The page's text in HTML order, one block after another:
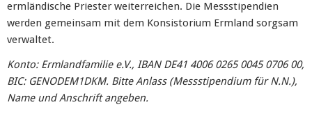
ermländische Priester weiterreichen. Die Messstipendien
werden gemeinsam mit dem Konsistorium Ermland sorgsam
verwaltet.
Konto: Ermlandfamilie e.V., IBAN DE41 4006 0265 0045 0706 00,
BIC: GENODEM1DKM. Bitte Anlass (Messstipendium für N.N.),
Name und Anschrift angeben.